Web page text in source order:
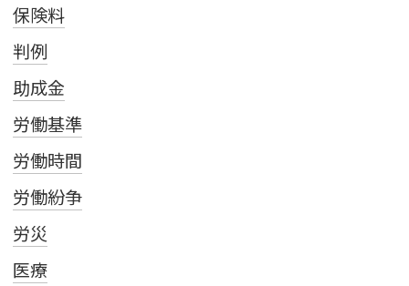
保険料
判例
助成金
労働基準
労働時間
労働紛争
労災
医療